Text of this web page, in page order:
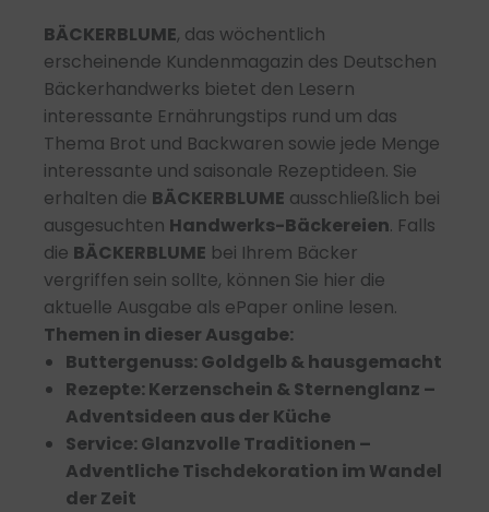
BÄCKERBLUME, das wöchentlich
erscheinende Kundenmagazin des Deutschen
Bäckerhandwerks bietet den Lesern
interessante Ernährungstips rund um das
Thema Brot und Backwaren sowie jede Menge
interessante und saisonale Rezeptideen. Sie
erhalten die BÄCKERBLUME ausschließlich bei
ausgesuchten Handwerks-Bäckereien. Falls
die BÄCKERBLUME bei Ihrem Bäcker
vergriffen sein sollte, können Sie hier die
aktuelle Ausgabe als ePaper online lesen.
Themen in dieser Ausgabe:
Buttergenuss: Goldgelb & hausgemacht
Rezepte: Kerzenschein & Sternenglanz –
Adventsideen aus der Küche
Service: Glanzvolle Traditionen –
Adventliche Tischdekoration im Wandel
der Zeit